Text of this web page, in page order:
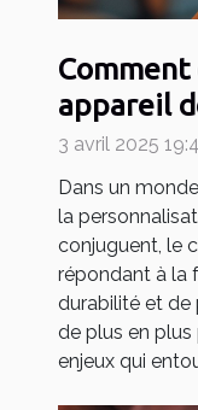
appareil
3 avril 2025
Dans un
la
conjuguent, le
répondant à la
durabilité et de
de plus en
enjeux qui